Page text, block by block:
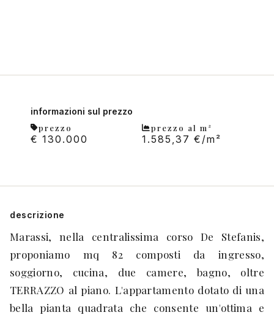
informazioni sul prezzo
prezzo
€ 130.000
prezzo al m²
1.585,37 €/m²
descrizione
Marassi, nella centralissima corso De Stefanis,
proponiamo mq 82 composti da ingresso,
soggiorno, cucina, due camere, bagno, oltre
TERRAZZO al piano. L'appartamento dotato di una
bella pianta quadrata che consente un'ottima e